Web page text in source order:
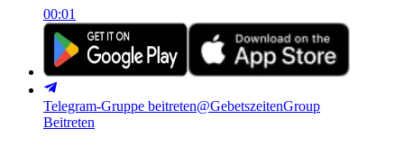
00:01
Telegram-Gruppe beitreten@GebetszeitenGroup
Beitreten